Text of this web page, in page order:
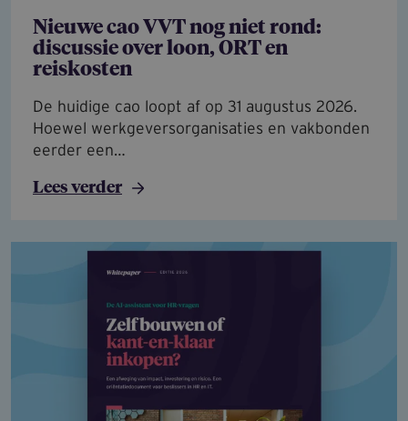
Nieuwe cao VVT nog niet rond:
discussie over loon, ORT en
reiskosten
De huidige cao loopt af op 31 augustus 2026.
Hoewel werkgeversorganisaties en vakbonden
eerder een…
Lees verder